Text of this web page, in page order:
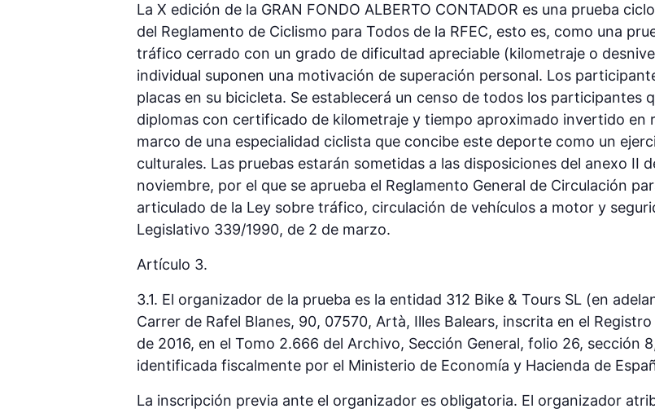
La X edición de la GRAN FONDO ALBERTO CONTADOR es una prueba
del Reglamento de Ciclismo para Todos de la RFEC, esto es, como una
tráfico cerrado con un grado de dificultad apreciable (kilometraje o
individual suponen una motivación de superación personal. Los
placas en su bicicleta. Se establecerá un censo de todos los participantes
diplomas con certificado de kilometraje y tiempo aproximado invertido en
marco de una especialidad ciclista que concibe este deporte como un
culturales. Las pruebas estarán sometidas a las disposiciones del anexo II
noviembre, por el que se aprueba el Reglamento General de Circulación
articulado de la Ley sobre tráfico, circulación de vehículos a motor y
Legislativo 339/1990, de 2 de marzo.
Artículo 3.
3.1. El organizador de la prueba es la entidad 312 Bike & Tours SL (en
Carrer de Rafel Blanes, 90, 07570, Artà, Illes Balears, inscrita en el
de 2016, en el Tomo 2.666 del Archivo, Sección General, folio 26, sección
identificada fiscalmente por el Ministerio de Economía y Hacienda de
La inscripción previa ante el organizador es obligatoria. El organizador